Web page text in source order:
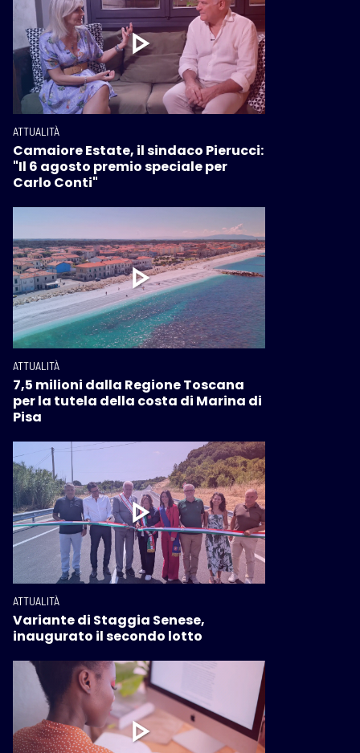
ATTUALITÀ
Camaiore Estate, il sindaco Pierucci:
"Il 6 agosto premio speciale per
Carlo Conti"
ATTUALITÀ
7,5 milioni dalla Regione Toscana
per la tutela della costa di Marina di
Pisa
ATTUALITÀ
Variante di Staggia Senese,
inaugurato il secondo lotto